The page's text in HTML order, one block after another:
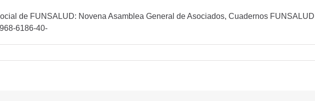
de FUNSALUD: Novena Asamblea General de Asociados, Cuadernos FUNSALUD
6186-40-